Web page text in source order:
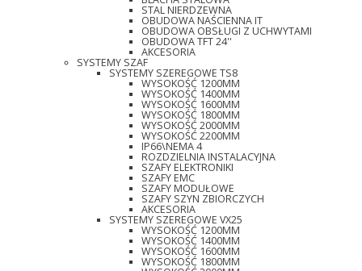
STAL NIERDZEWNA
OBUDOWA NAŚCIENNA IT
OBUDOWA OBSŁUGI Z UCHWYTAMI
OBUDOWA TFT 24''
AKCESORIA
SYSTEMY SZAF
SYSTEMY SZEREGOWE TS8
WYSOKOŚĆ 1200MM
WYSOKOŚĆ 1400MM
WYSOKOŚĆ 1600MM
WYSOKOŚĆ 1800MM
WYSOKOŚĆ 2000MM
WYSOKOŚĆ 2200MM
IP66\NEMA 4
ROZDZIELNIA INSTALACYJNA
SZAFY ELEKTRONIKI
SZAFY EMC
SZAFY MODUŁOWE
SZAFY SZYN ZBIORCZYCH
AKCESORIA
SYSTEMY SZEREGOWE VX25
WYSOKOŚĆ 1200MM
WYSOKOŚĆ 1400MM
WYSOKOŚĆ 1600MM
WYSOKOŚĆ 1800MM